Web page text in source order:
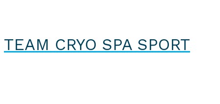
TEAM CRYO SPA SPORT